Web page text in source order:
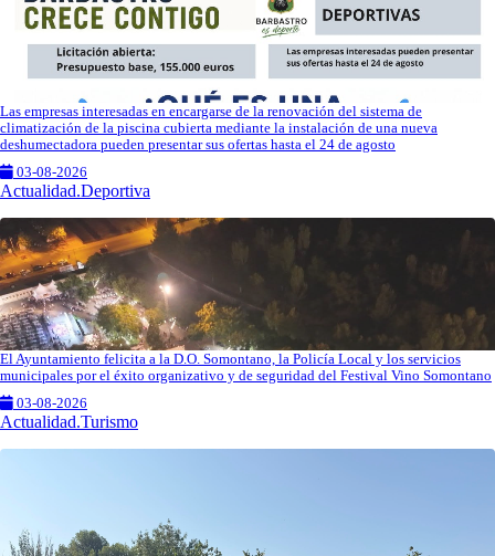
Las empresas interesadas en encargarse de la renovación del sistema de
climatización de la piscina cubierta mediante la instalación de una nueva
deshumectadora pueden presentar sus ofertas hasta el 24 de agosto
03-08-2026
Actualidad.Deportiva
El Ayuntamiento felicita a la D.O. Somontano, la Policía Local y los servicios
municipales por el éxito organizativo y de seguridad del Festival Vino Somontano
03-08-2026
Actualidad.Turismo